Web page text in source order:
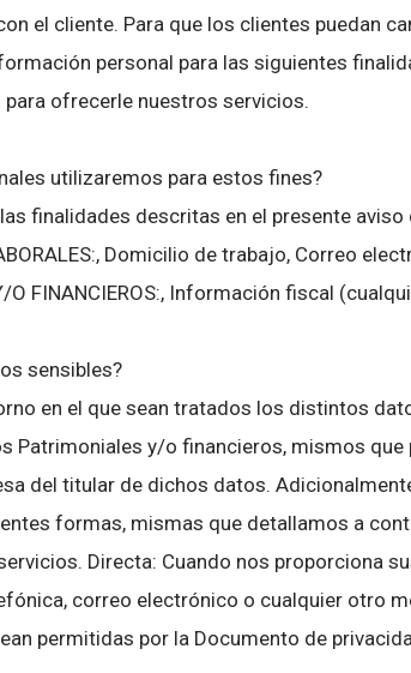
el cliente. Para que los clientes puedan
personal para las siguientes
para ofrecerle nuestros servicios.
utilizaremos para estos fines?
finalidades descritas en el presente aviso
Domicilio de trabajo, Correo
O FINANCIEROS:, Información fiscal
sensibles?
en el que sean tratados los distintos
Patrimoniales y/o financieros, mismos
del titular de dichos datos.
formas, mismas que detallamos a
Directa: Cuando nos proporciona
correo electrónico o cualquier otro
permitidas por la Documento de